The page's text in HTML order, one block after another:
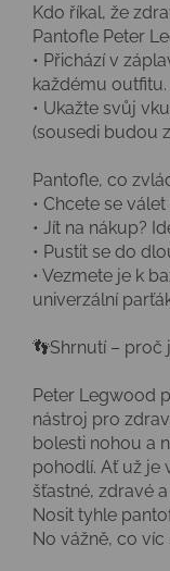
Kdo říkal, že
Pantofle Peter
• Přichází v
každému outfitu.
• Ukažte svůj
(sousedi budou
Pantofle, co
• Chcete se
• Jít na nákup?
• Pustit se do
• Vezmete je k
univerzální
👣Shrnutí – proč
Peter Legwood
nástroj pro
bolesti nohou a
pohodlí. Ať už je
šťastné, zdravé
Nosit tyhle
No vážně, co